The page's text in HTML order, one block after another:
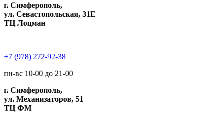
г. Симферополь,
ул. Севастопольская, 31Е
ТЦ Лоцман
+7 (978) 272-92-38
пн-вс 10-00 до 21-00
г. Симферополь,
ул. Механизаторов, 51
ТЦ ФМ